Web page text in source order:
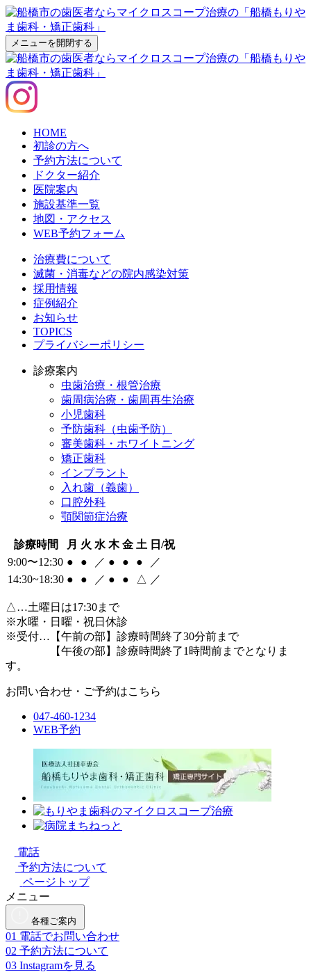
メニューを開閉する
HOME
初診の方へ
予約方法について
ドクター紹介
医院案内
施設基準一覧
地図・アクセス
WEB予約フォーム
治療費について
滅菌・消毒などの院内感染対策
採用情報
症例紹介
お知らせ
TOPICS
プライバシーポリシー
診療案内
虫歯治療・根管治療
歯周病治療・歯周再生治療
小児歯科
予防歯科（虫歯予防）
審美歯科・ホワイトニング
矯正歯科
インプラント
入れ歯（義歯）
口腔外科
顎関節症治療
診療時間 月 火 水 木 金 土 日/祝
9:00〜12:30 ● ● ／ ● ● ●
／
14:30~18:30 ● ● ／ ● ● △ ／
△…土曜日は17:30まで
※水曜・日曜・祝日休診
※受付…【午前の部】診療時間終了30分前まで
【午後の部】診療時間終了1時間前までとなりま
す。
お問い合わせ・ご予約はこちら
047-460-1234
WEB予約
電話
予約方法について
ページトップ
メニュー
各種ご案内
01 電話でお問い合わせ
02 予約方法について
03 Instagramを見る